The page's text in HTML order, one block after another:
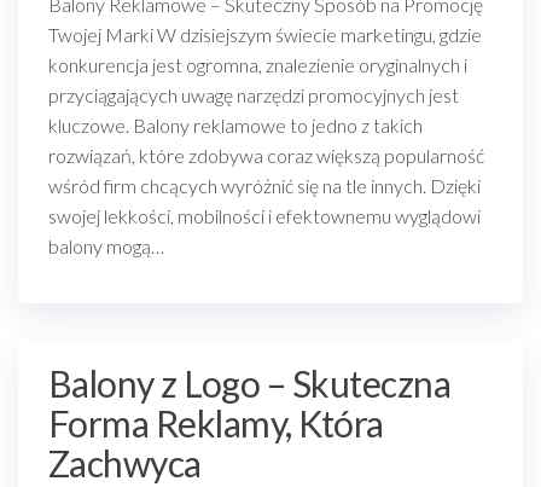
Twojej Marki W dzisiejszym świecie marketingu, gdzie
konkurencja jest ogromna, znalezienie oryginalnych i
przyciągających uwagę narzędzi promocyjnych jest
kluczowe. Balony reklamowe to jedno z takich
rozwiązań, które zdobywa coraz większą popularność
wśród firm chcących wyróżnić się na tle innych. Dzięki
swojej lekkości, mobilności i efektownemu wyglądowi
balony mogą…
Balony z Logo – Skuteczna
Forma Reklamy, Która
Zachwyca